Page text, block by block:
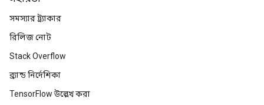
সমস্যার ট্র্যাকার
রিলিজ নোট
Stack Overflow
ব্র্যান্ড নির্দেশিকা
TensorFlow উল্লেখ করা